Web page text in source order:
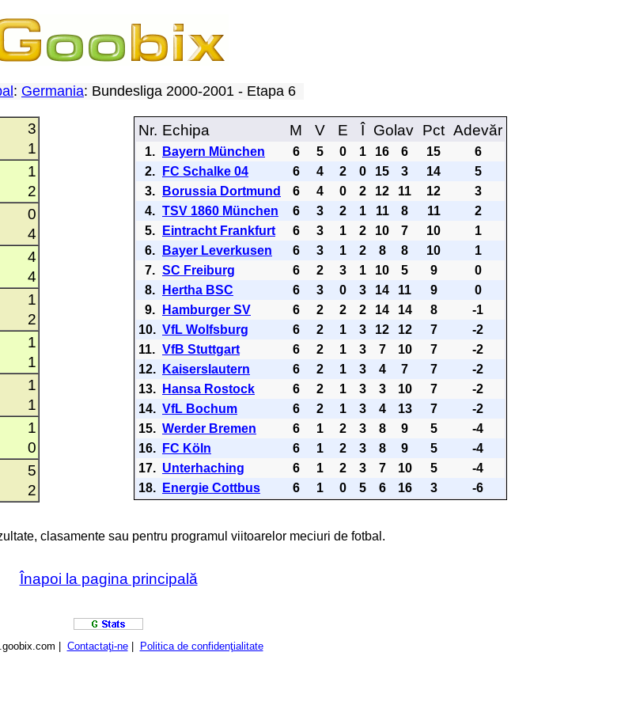
: Germania: Bundesliga 2000-2001 - Etapa 6
3
1
1
2
0
4
4
4
1
2
1
1
1
1
1
0
5
2
Nr. Echipa M V E Î Golav Pct Adevăr
1. Bayern München 6 5 0 1 16 6 15
6
2.
FC Schalke 04 6 4 2 0 15 3 14
5
3.
Borussia Dortmund 6 4 0 2 12 11 12
3
4. TSV 1860 München 6 3 2 1 11 8 11
2
5.
Eintracht Frankfurt 6 3 1 2 10 7 10
1
6.
Bayer Leverkusen 6 3 1 2 8 8 10
1
7. SC Freiburg 6 2 3 1 10 5 9
0
8.
Hertha BSC 6 3 0 3 14 11 9
0
9.
Hamburger SV 6 2 2 2 14 14 8
-1
10. VfL Wolfsburg 6 2 1 3 12 12 7
-2
11. VfB Stuttgart 6 2 1 3 7 10 7
-2
12.
Kaiserslautern 6 2 1 3 4 7 7
-2
13.
Hansa Rostock 6 2 1 3 3 10 7
-2
14. VfL Bochum 6 2 1 3 4 13 7
-2
15. Werder Bremen 6 1 2 3 8 9 5
-4
16.
FC Köln 6 1 2 3 8 9 5
-4
17. Unterhaching 6 1 2 3 7 10 5
-4
18.
Energie Cottbus 6 1 0 5 6 16 3 -6
clasamente sau pentru programul viitoarelor meciuri de fotbal.
Înapoi la pagina principală
| Contactaţi-ne| Politica de confidenţialitate